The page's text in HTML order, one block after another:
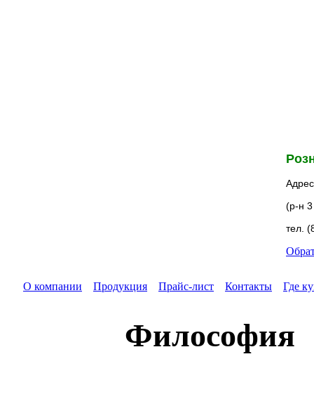
(р-н
тел.
О компании Продукция Прайс-лист Контакты Где
Философия